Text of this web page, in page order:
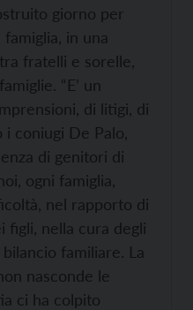
giorno per
in una
fratelli e sorelle,
“E’ un
di litigi, di
coniugi De Palo,
di genitori di
ogni famiglia,
nel rapporto di
figli, nella cura degli
familiare. La
nasconde le
ci ha colpito